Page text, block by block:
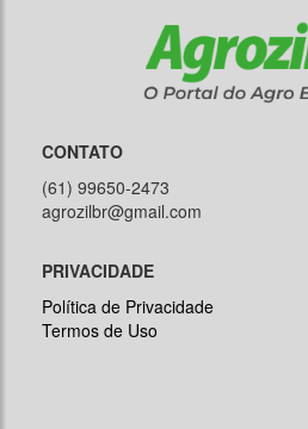
CONTATO
(61) 99650-2473
agrozilbr@gmail.com
PRIVACIDADE
Política de Privacidade
Termos de Uso